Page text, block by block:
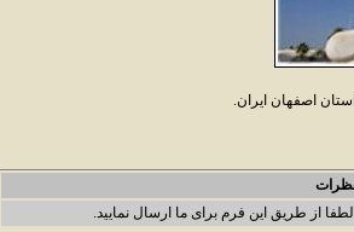
اصفهان ايران.
از طریق این فرم برای ما ارسال نمایید.